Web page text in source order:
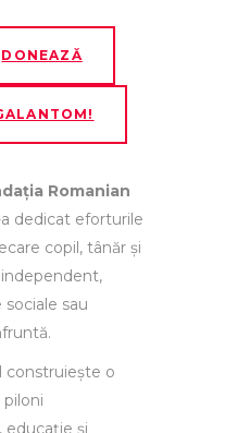
DONEAZĂ
Romanian
dedicat eforturile
copil, tânăr și
sau
construiește o
educație și